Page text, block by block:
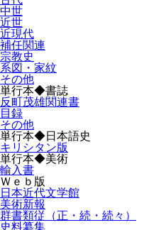
中世
近世
近現代
補任関連
宗教史
系図・家紋
その他
単行本◆書誌
反町茂雄関連書
目録
その他
単行本◆日本語史
キリシタン版
単行本◆美術
輸入書
Ｗｅｂ版
日本近代文学館
美術新報
群書類従（正・続・続々）
史料纂集